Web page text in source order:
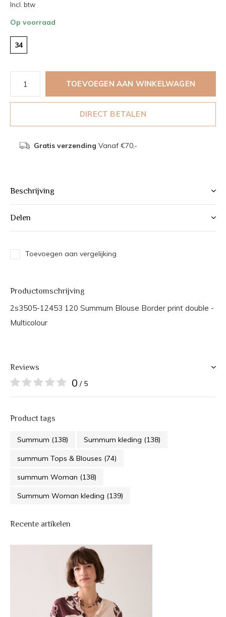
Incl. btw
Op voorraad
34
TOEVOEGEN AAN WINKELWAGEN
DIRECT BETALEN
Gratis verzending Vanaf €70,-
Beschrijving
Delen
Toevoegen aan vergelijking
Productomschrijving
2s3505-12453 120 Summum Blouse Border print double -
Multicolour
Reviews
0 / 5
Product tags
Summum (138) Summum kleding (138)
summum Tops & Blouses (74)
summum Woman (138)
Summum Woman kleding (139)
Recente artikelen